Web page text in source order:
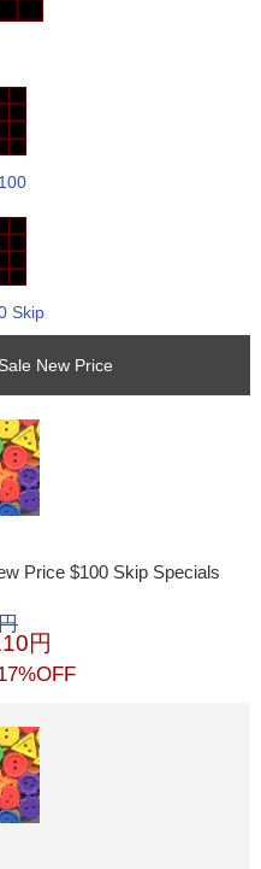
Skip
New Price
Price $100 Skip Specials
円